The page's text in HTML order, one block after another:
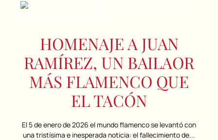
HOMENAJE A JUAN
RAMÍREZ, UN BAILAOR
MÁS FLAMENCO QUE
EL TACÓN
El 5 de enero de 2026 el mundo flamenco se levantó con
una tristísima e inesperada noticia: el fallecimiento de...